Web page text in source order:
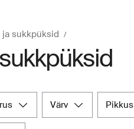
sukkpüksid
värv pikkus